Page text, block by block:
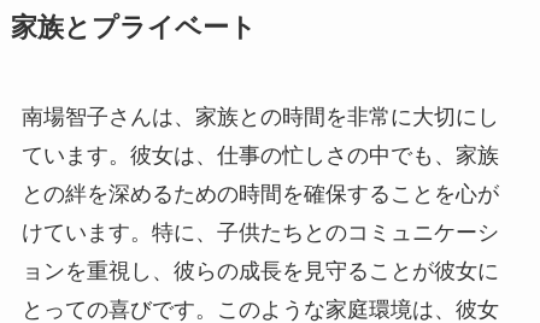
家族とプライベート
南場智子さんは、家族との時間を非常に大切にし
ています。彼女は、仕事の忙しさの中でも、家族
との絆を深めるための時間を確保することを心が
けています。特に、子供たちとのコミュニケーシ
ョンを重視し、彼らの成長を見守ることが彼女に
とっての喜びです。このような家庭環境は、彼女